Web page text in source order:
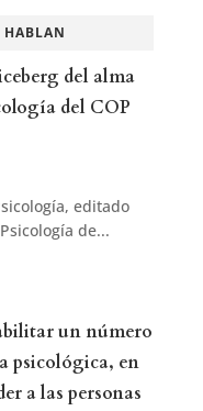
HABLAN
del alma
del COP
editado
de...
un número
psicológica, en
a las personas